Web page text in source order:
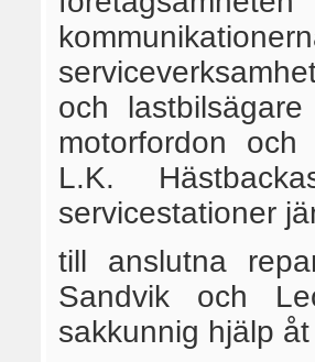
och
motorfordon
L.K.
servicestationer
till anslutna
Sandvik och
sakkunnig hjälp